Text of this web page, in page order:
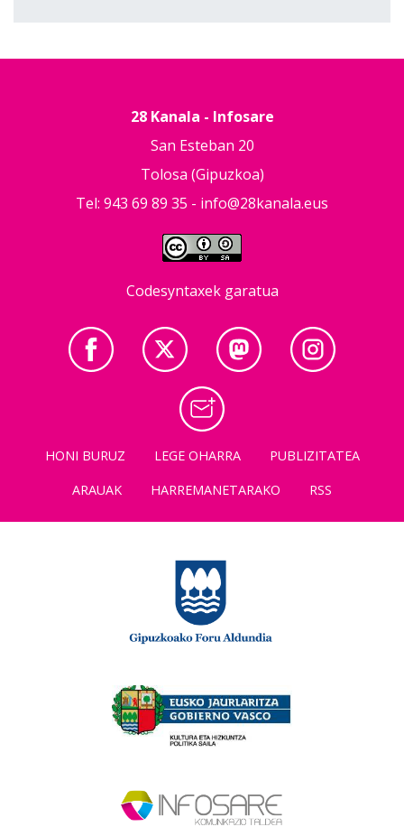
28 Kanala - Infosare
San Esteban 20
Tolosa (Gipuzkoa)
Tel: 943 69 89 35 - info@28kanala.eus
Codesyntaxek garatua
HONI BURUZ LEGE OHARRA
PUBLIZITATEA
ARAUAK
HARREMANETARAKO RSS